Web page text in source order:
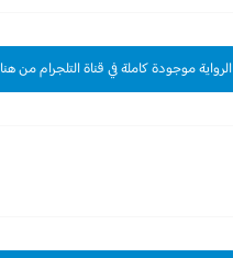
الرواية موجودة كاملة في قناة التلجرام من هنا